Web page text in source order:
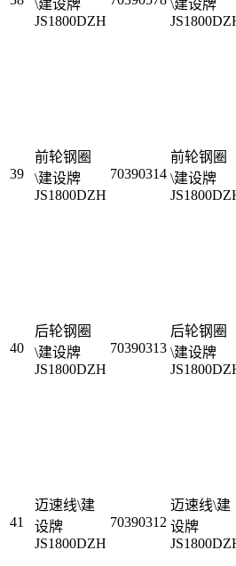
\建设牌
JS1800DZH
\建设牌
39
前轮钢圈
\建设牌
JS1800DZH
70390314
前轮钢圈
\建设牌
40
后轮钢圈
\建设牌
JS1800DZH
70390313
后轮钢圈
\建设牌
41
迈速线\建
设牌
JS1800DZH
70390312
迈速线\建
设牌